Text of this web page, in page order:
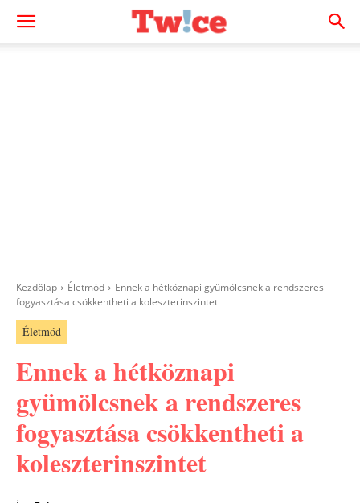
Kezdőlap Életmód
Ennek a hétköznapi gyümölcsnek a rendszeres
fogyasztása csökkentheti a koleszterinszintet
Életmód
Ennek a hétköznapi
gyümölcsnek a rendszeres
fogyasztása csökkentheti a
koleszterinszintet